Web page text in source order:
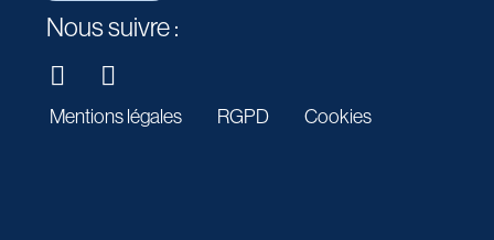
Nous suivre :
Mentions légales RGPD Cookies